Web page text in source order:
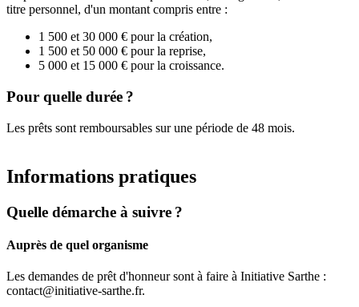
titre personnel, d'un montant compris entre :
1 500 et 30 000 € pour la création,
1 500 et 50 000 € pour la reprise,
5 000 et 15 000 € pour la croissance.
Pour quelle durée ?
Les prêts sont remboursables sur une période de 48 mois.
Informations pratiques
Quelle démarche à suivre ?
Auprès de quel organisme
Les demandes de prêt d'honneur sont à faire à Initiative Sarthe :
contact@initiative-sarthe.fr.